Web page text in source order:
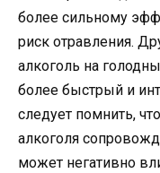
более сильному
риск отравления.
алкоголь на
более быстрый и
следует помнить,
алкоголя
может негативно